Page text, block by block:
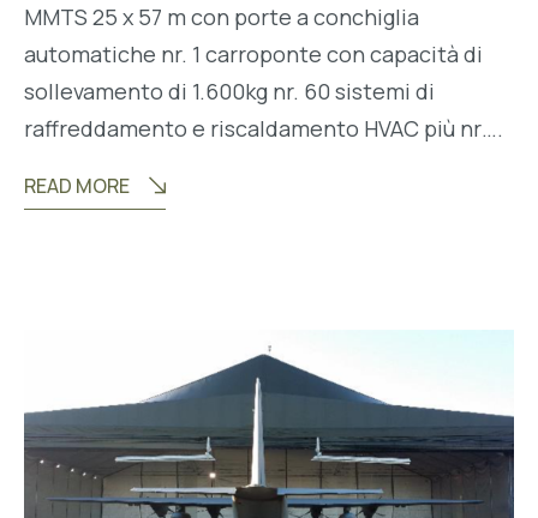
MMTS 25 x 57 m con porte a conchiglia
automatiche nr. 1 carroponte con capacità di
sollevamento di 1.600kg nr. 60 sistemi di
raffreddamento e riscaldamento HVAC più nr….
READ MORE